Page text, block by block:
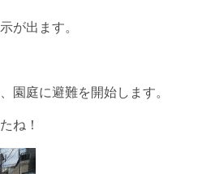
が出ます。
園庭に避難を開始します。
ね！